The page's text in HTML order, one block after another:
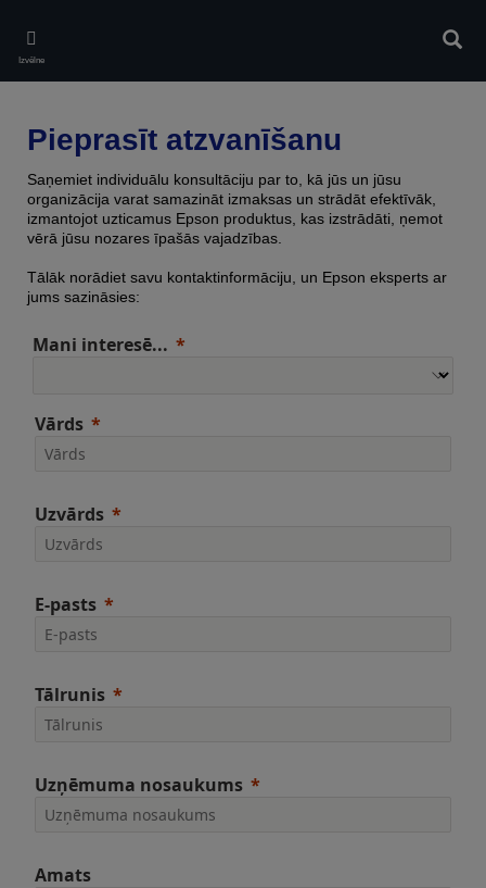
main
content
Izvēlne
Pieprasīt atzvanīšanu
Saņemiet individuālu konsultāciju par to, kā jūs un jūsu
organizācija varat samazināt izmaksas un strādāt efektīvāk,
izmantojot uzticamus Epson produktus, kas izstrādāti, ņemot
vērā jūsu nozares īpašās vajadzības.
Tālāk norādiet savu kontaktinformāciju, un Epson eksperts ar
jums sazināsies:
Mani interesē...
Vārds
Uzvārds
E-pasts
Tālrunis
Uzņēmuma nosaukums
Amats